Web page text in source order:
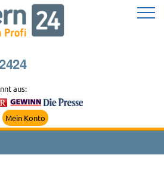
aus:
Mein Konto